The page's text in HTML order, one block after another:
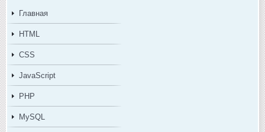
Главная
HTML
CSS
JavaScript
PHP
MySQL